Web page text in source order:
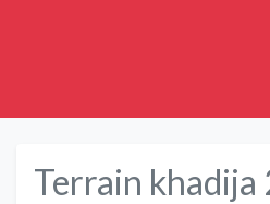
Terrain